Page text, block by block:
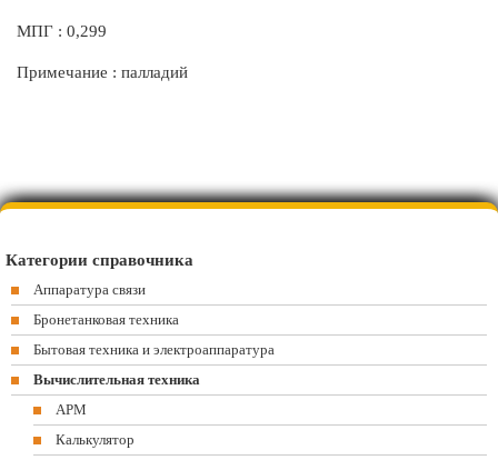
МПГ : 0,299
Примечание : палладий
Категории справочника
Аппаратура связи
Бронетанковая техника
Бытовая техника и электроаппаратура
Вычислительная техника
АРМ
Калькулятор